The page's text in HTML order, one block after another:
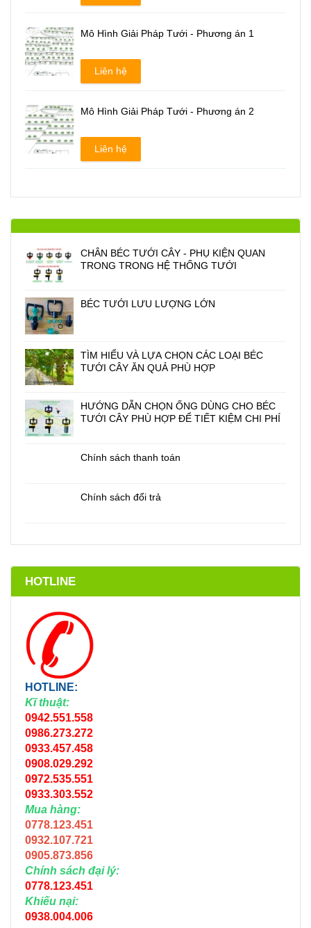
Mô Hình Giải Pháp Tưới - Phương án 1
Liên hệ
Mô Hình Giải Pháp Tưới - Phương án 2
Liên hệ
CHÂN BÉC TƯỚI CÂY - PHỤ KIỆN QUAN
TRONG TRONG HỆ THỐNG TƯỚI
BÉC TƯỚI LƯU LƯỢNG LỚN
TÌM HIỂU VÀ LỰA CHỌN CÁC LOẠI BÉC
TƯỚI CÂY ĂN QUẢ PHÙ HỢP
HƯỚNG DẪN CHỌN ỐNG DÙNG CHO BÉC
TƯỚI CÂY PHÙ HỢP ĐỂ TIẾT KIỆM CHI PHÍ
Chính sách thanh toán
Chính sách đổi trả
HOTLINE
HOTLINE:
Kĩ thuật:
0942.551.558
0986.273.272
0933.457.458
0908.029.292
0972.535.551
0933.303.552
Mua hàng:
0778.123.451
0932.107.721
0905.873.856
Chính sách đại lý:
0778.123.451
Khiếu nại:
0938.004.006